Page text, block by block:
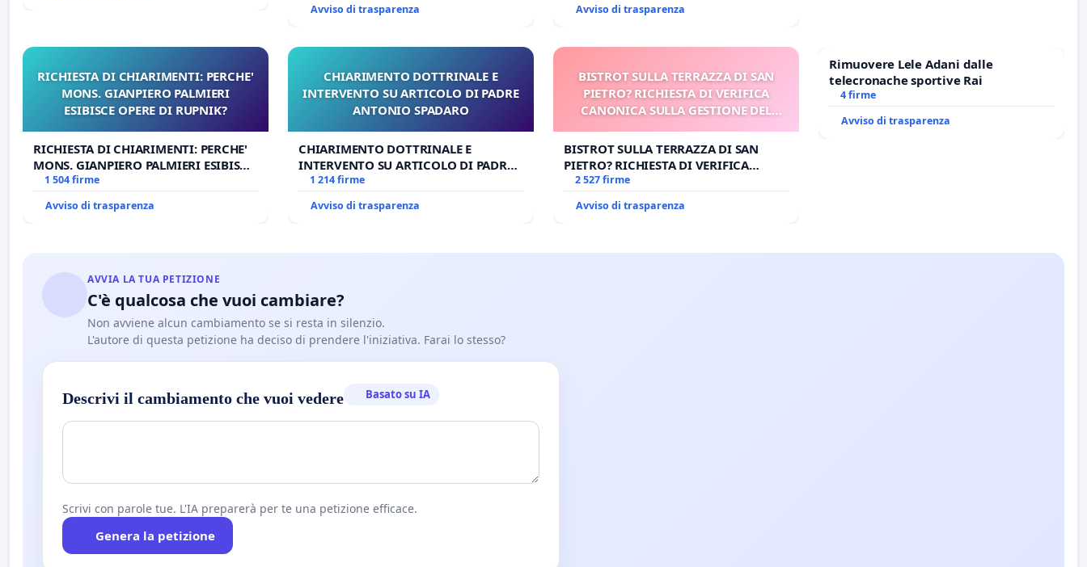
Avviso di trasparenza
Avviso di trasparenza
RICHIESTA DI CHIARIMENTI: PERCHE'
MONS. GIANPIERO PALMIERI
ESIBISCE OPERE DI RUPNIK?
RICHIESTA DI CHIARIMENTI: PERCHE'
MONS. GIANPIERO PALMIERI ESIBISCE
OPERE DI RUPNIK?
1 504 firme
Avviso di trasparenza
CHIARIMENTO DOTTRINALE E
INTERVENTO SU ARTICOLO DI PADRE
ANTONIO SPADARO
CHIARIMENTO DOTTRINALE E
INTERVENTO SU ARTICOLO DI PADRE
ANTONIO SPADARO
1 214 firme
Avviso di trasparenza
BISTROT SULLA TERRAZZA DI SAN
PIETRO? RICHIESTA DI VERIFICA
CANONICA SULLA GESTIONE DEL
BISTROT SULLA TERRAZZA DI SAN
PIETRO? RICHIESTA DI VERIFICA
CANONICA SULLA GESTIONE DEL
2 527 firme
Avviso di trasparenza
Rimuovere Lele Adani dalle
telecronache sportive Rai
4 firme
Avviso di trasparenza
AVVIA LA TUA PETIZIONE
C'è qualcosa che vuoi cambiare?
Non avviene alcun cambiamento se si resta in silenzio.
L'autore di questa petizione ha deciso di prendere l'iniziativa. Farai lo stesso?
Descrivi il cambiamento che vuoi vedere Basato su IA
Scrivi con parole tue. L'IA preparerà per te una petizione efficace.
Genera la petizione